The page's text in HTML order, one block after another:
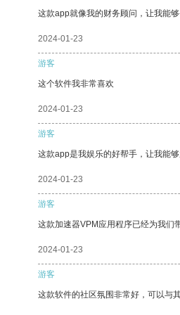
这款app就像我的财务顾问，让我能够
2024-01-23
游客
这个软件我非常喜欢
2024-01-23
游客
这款app是我娱乐的好帮手，让我能够
2024-01-23
游客
这款加速器VPM应用程序已经为我们
2024-01-23
游客
这款软件的社区氛围非常好，可以与